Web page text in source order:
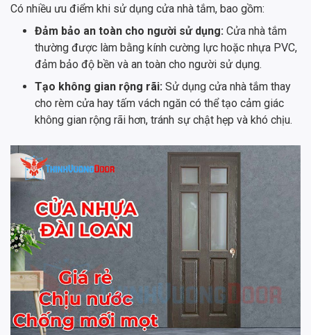
Có nhiều ưu điểm khi sử dụng cửa nhà tắm, bao gồm:
Đảm bảo an toàn cho người sử dụng: Cửa nhà tắm
thường được làm bằng kính cường lực hoặc nhựa PVC,
đảm bảo độ bền và an toàn cho người sử dụng.
Tạo không gian rộng rãi: Sử dụng cửa nhà tắm thay
cho rèm cửa hay tấm vách ngăn có thể tạo cảm giác
không gian rộng rãi hơn, tránh sự chật hẹp và khó chịu.